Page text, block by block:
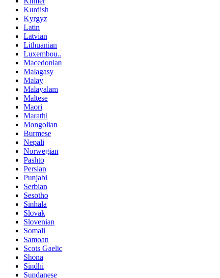
Kurdish
Kyrgyz
Latin
Latvian
Lithuanian
Luxembou..
Macedonian
Malagasy
Malay
Malayalam
Maltese
Maori
Marathi
Mongolian
Burmese
Nepali
Norwegian
Pashto
Persian
Punjabi
Serbian
Sesotho
Sinhala
Slovak
Slovenian
Somali
Samoan
Scots Gaelic
Shona
Sindhi
Sundanese